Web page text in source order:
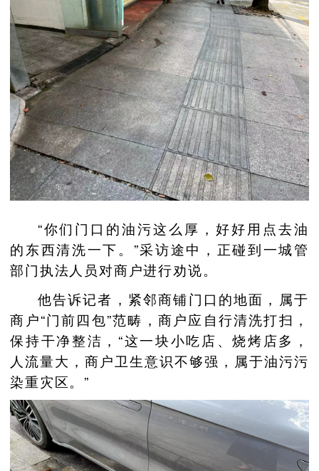
“你们门口的油污这么厚，好好用点去油
的东西清洗一下。”采访途中，正碰到一城管
部门执法人员对商户进行劝说。
他告诉记者，紧邻商铺门口的地面，属于
商户“门前四包”范畴，商户应自行清洗打扫，
保持干净整洁，“这一块小吃店、烧烤店多，
人流量大，商户卫生意识不够强，属于油污污
染重灾区。”